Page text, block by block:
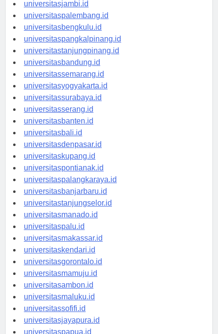
universitasjambi.id
universitaspalembang.id
universitasbengkulu.id
universitaspangkalpinang.id
universitastanjungpinang.id
universitasbandung.id
universitassemarang.id
universitasyogyakarta.id
universitassurabaya.id
universitasserang.id
universitasbanten.id
universitasbali.id
universitasdenpasar.id
universitaskupang.id
universitaspontianak.id
universitaspalangkaraya.id
universitasbanjarbaru.id
universitastanjungselor.id
universitasmanado.id
universitaspalu.id
universitasmakassar.id
universitaskendari.id
universitasgorontalo.id
universitasmamuju.id
universitasambon.id
universitasmaluku.id
universitassofifi.id
universitasjayapura.id